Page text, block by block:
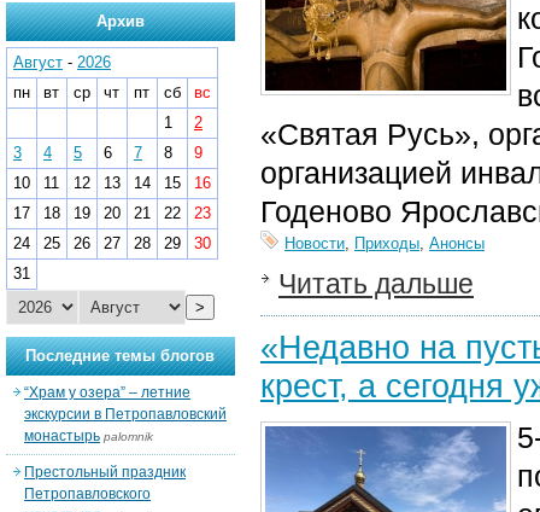
«Святая Русь»,
организацией
Годеново
Новости, Приходы, Анонсы
Читать дальше
«Недавно на
крест, а сегодня
Архив
Август - 2026
пн
вт ср чт пт сб
вс
1
2
3
4 5 6 7 8
9
10
11 12 13 14 15
16
17
18 19 20 21 22
23
24
25 26 27 28 29
30
31
>
Последние темы блогов
“Храм у озера” – летние
экскурсии в Петропавловский
монастырь palomnik
Престольный праздник
Петропавловского